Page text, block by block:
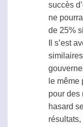
succès
ne
de 25%
Il s’est
le même
pour des
hasard